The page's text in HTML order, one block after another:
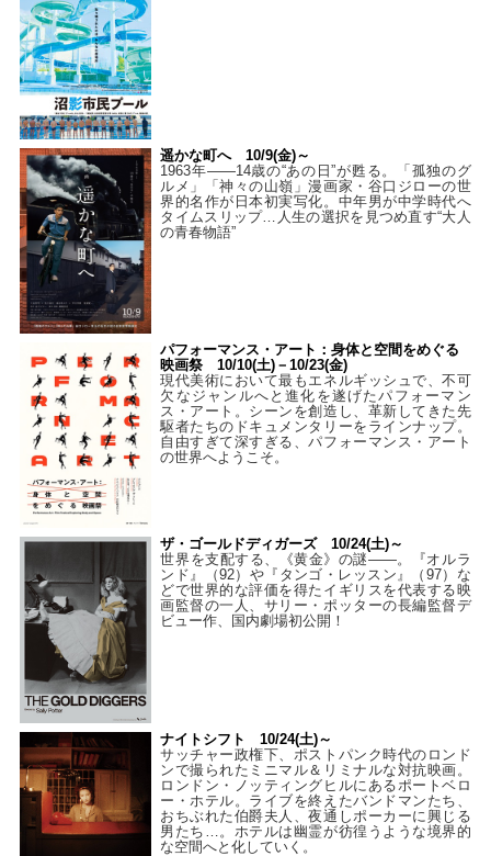
遥かな町へ 10/9(金)～
1963年――14歳の“あの日”が甦る。「孤独のグ
ルメ」「神々の山嶺」漫画家・谷口ジローの世
界的名作が日本初実写化。中年男が中学時代へ
タイムスリップ…人生の選択を見つめ直す“大人
の青春物語”
パフォーマンス・アート：身体と空間をめぐる
映画祭 10/10(土)－10/23(金)
現代美術において最もエネルギッシュで、不可
欠なジャンルへと進化を遂げたパフォーマン
ス・アート。シーンを創造し、革新してきた先
駆者たちのドキュメンタリーをラインナップ。
自由すぎて深すぎる、パフォーマンス・アート
の世界へようこそ。
ザ・ゴールドディガーズ 10/24(土)～
世界を支配する、《黄金》の謎――。『オルラ
ンド』（92）や『タンゴ・レッスン』（97）な
どで世界的な評価を得たイギリスを代表する映
画監督の一人、サリー・ポッターの長編監督デ
ビュー作、国内劇場初公開！
ナイトシフト 10/24(土)～
サッチャー政権下、ポストパンク時代のロンド
ンで撮られたミニマル＆リミナルな対抗映画。
ロンドン・ノッティングヒルにあるポートベロ
ー・ホテル。ライブを終えたバンドマンたち、
おちぶれた伯爵夫人、夜通しポーカーに興じる
男たち…。ホテルは幽霊が彷徨うような境界的
な空間へと化していく。